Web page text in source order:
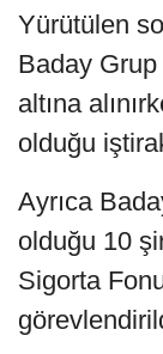
Yürütülen
Baday
altına
olduğu
Ayrıca
olduğu 10
Sigorta